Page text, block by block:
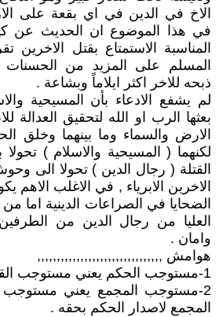
الاخ في الدين في اي بقعة على
في هذا الموضوع ان الحديث عن
المناسبة الاستمتاع بقتل الاخرين
المسلم على المزيد من
ذبحه للاخر اكثر ايلاماً وبشاعة .
لم يشفع الادعاء بأن المسيحية
بعثها الرب او الله لتحقيق العدالة
الارض والسماء وما بينهما وخلق
لكنهما ( المسيحية والاسلام )
القتلة ( رجال الدين ) تحولا الى
الاخرين الابرياء , في الاغلب الاهم
الضحايا في الصراعات الدينية اما
العليا من رجال الدين من
وامان .
هوامش ,,,,,,,,,,,,,,,,,,,,,,,,,,,,,,,,
1-مستوجب الحكم يعني مستوجب القتل .
2-مستوجب المجمع يعني مستوجب
المجمع لاصدار الحكم بحقه .